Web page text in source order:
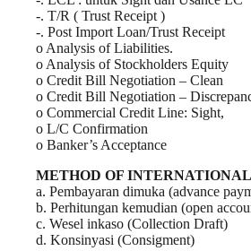
-. T/R ( Trust Receipt )
-. Post Import Loan/Trust Receipt
o Analysis of Liabilities.
o Analysis of Stockholders Equity
o Credit Bill Negotiation – Clean
o Credit Bill Negotiation –
o Commercial Credit Line: Sight,
o L/C Confirmation
o Banker’s Acceptance
METHOD OF
a. Pembayaran dimuka (advance
b. Perhitungan kemudian (open
c. Wesel inkaso (Collection Draft)
d. Konsinyasi (Consigment)